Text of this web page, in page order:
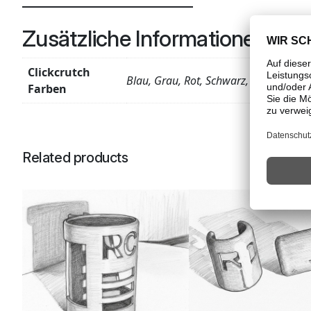
Zusätzliche Informationen
Clickcrutch
Farben
Blau, Grau, Rot, Schwarz, Weiß
Related products